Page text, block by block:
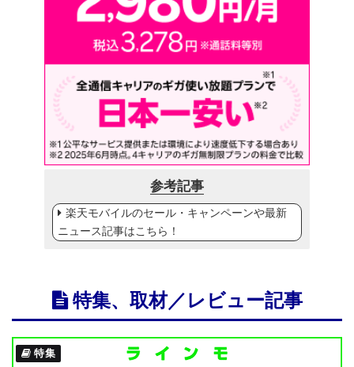
参考記事
楽天モバイルのセール・キャンペーンや最新
ニュース記事はこちら！
特集、取材／レビュー記事
特集